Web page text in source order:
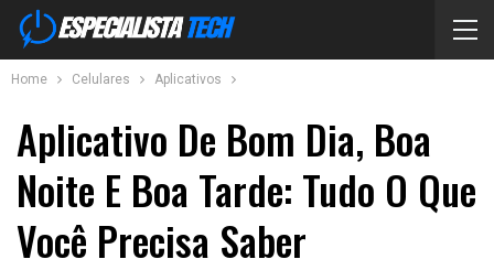
Home Celulares Aplicativos
Aplicativo De Bom Dia, Boa
Noite E Boa Tarde: Tudo O Que
Você Precisa Saber